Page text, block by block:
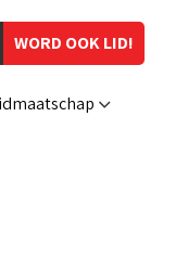
WORD OOK LID!